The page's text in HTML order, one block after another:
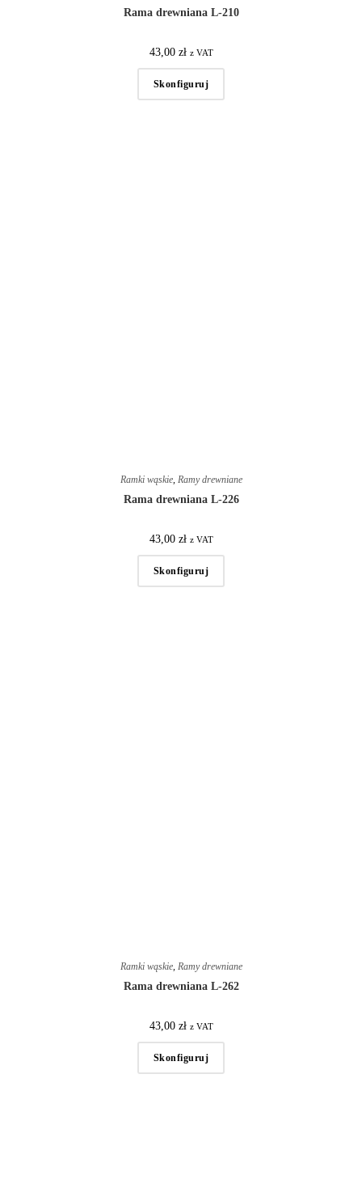
Rama drewniana L-210
43,00 zł z VAT
Skonfiguruj
Ramki wąskie, Ramy drewniane
Rama drewniana L-226
43,00 zł z VAT
Skonfiguruj
Ramki wąskie, Ramy drewniane
Rama drewniana L-262
43,00 zł z VAT
Skonfiguruj